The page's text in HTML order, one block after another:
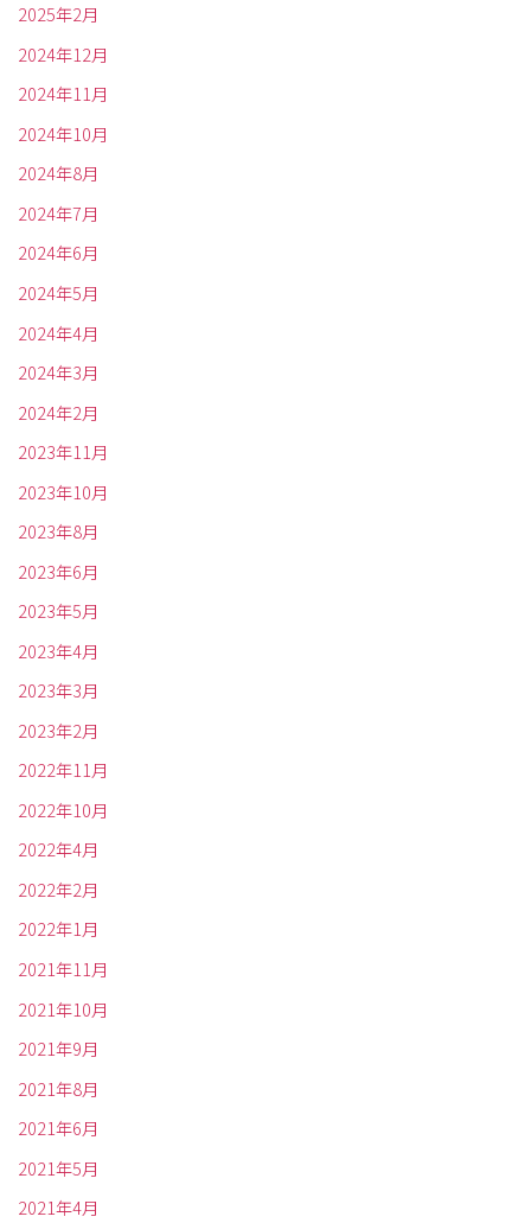
2025年2月
2024年12月
2024年11月
2024年10月
2024年8月
2024年7月
2024年6月
2024年5月
2024年4月
2024年3月
2024年2月
2023年11月
2023年10月
2023年8月
2023年6月
2023年5月
2023年4月
2023年3月
2023年2月
2022年11月
2022年10月
2022年4月
2022年2月
2022年1月
2021年11月
2021年10月
2021年9月
2021年8月
2021年6月
2021年5月
2021年4月